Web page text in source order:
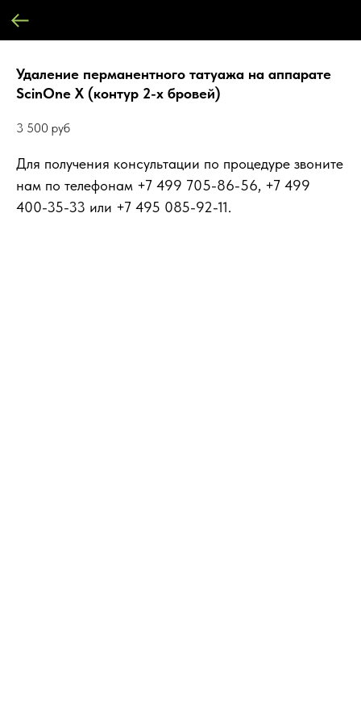
Удаление перманентного татуажа на аппарате
ScinOne X (контур 2-х бровей)
3 500 руб
Для получения консультации по процедуре звоните
нам по телефонам +7 499 705-86-56, +7 499
400-35-33 или +7 495 085-92-11.